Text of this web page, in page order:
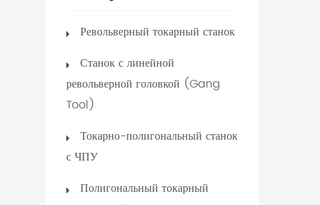
Револьверный токарный станок
Станок с линейной
револьверной головкой (Gang
Tool)
Токарно-полигональный станок
с ЧПУ
Полигональный токарный